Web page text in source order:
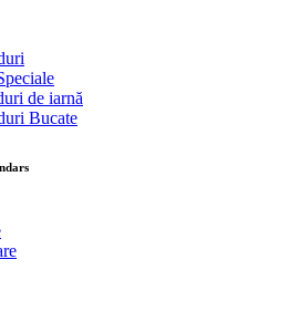
de iarnă
Bucate